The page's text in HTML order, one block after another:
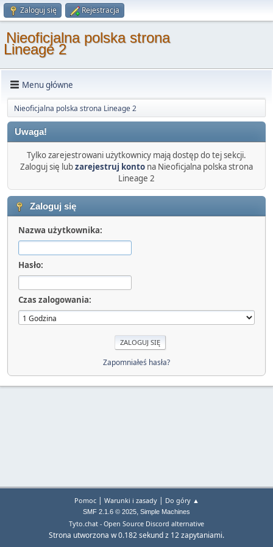
Zaloguj się Rejestracja
Nieoficjalna polska strona
Lineage 2
Menu główne
Nieoficjalna polska strona Lineage 2
Uwaga!
Tylko zarejestrowani użytkownicy mają dostęp do tej sekcji.
Zaloguj się lubzarejestruj konto na Nieoficjalna polska strona
Lineage 2
Zaloguj się
Nazwa użytkownika:
Hasło:
Czas zalogowania:
Zapomniałeś hasła?
Pomoc| Warunki i zasady| Do góry ▲
SMF 2.1.6 © 2025, Simple Machines
Tyto.chat - Open Source Discord alternative
Strona utworzona w 0.182 sekund z 12 zapytaniami.